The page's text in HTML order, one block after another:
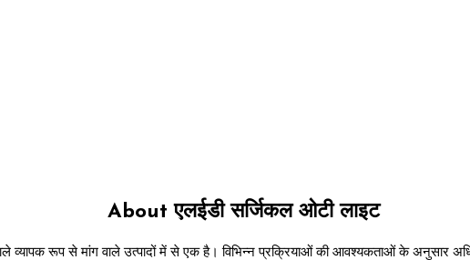
About एलईडी सर्जिकल ओटी लाइट
वाले व्यापक रूप से मांग वाले उत्पादों में से एक है। विभिन्न प्रक्रियाओं की आवश्यकताओं के